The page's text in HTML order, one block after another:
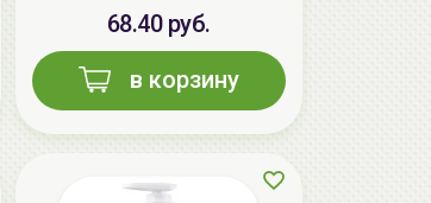
68.40 руб.
в корзину